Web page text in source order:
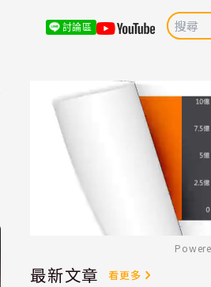
討論區
最新文章 看更多